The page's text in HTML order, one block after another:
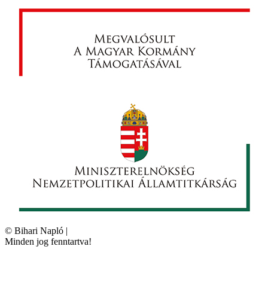
© Bihari Napló |
Minden jog fenntartva!